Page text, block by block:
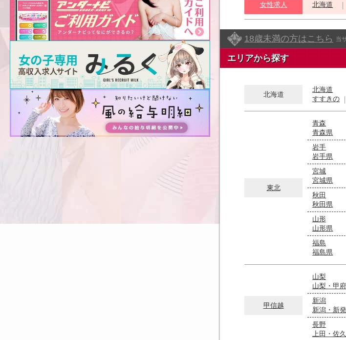
女性求人 北海道
18歳未満の方はこちら 当
エリアから探す
北海道
北海道
すすきの
東北
青森
青森県
岩手
岩手県
宮城
宮城県
秋田
秋田県
山形
山形県
福島
福島県
甲信越
山梨
山梨・甲府
新潟
新潟・新
長野
上田・佐久